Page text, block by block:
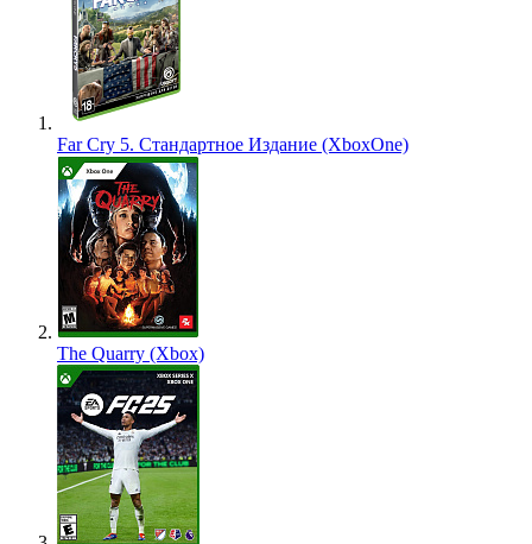
Far Cry 5. Стандартное Издание (XboxOne)
The Quarry (Xbox)